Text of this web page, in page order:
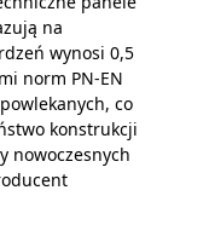
na
wynosi 0,5
norm PN-EN
co
konstrukcji
nowoczesnych